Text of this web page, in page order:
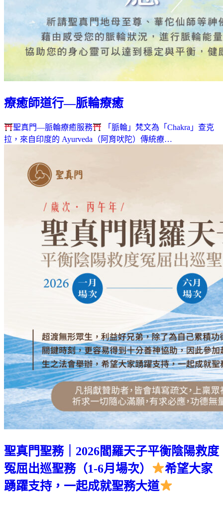
療癒師道行—脈輪療癒
聖真門—脈輪療癒服務
「脈輪」梵文為「Chakra」查克
拉，來自印度的 Ayurveda（阿育吠陀）傳統療…
聖真門聖務｜2026閻羅天子平衡陰陽救度
冤屈出巡聖務（1-6月場次）
希望大家
踴躍支持，一起成就聖務大道